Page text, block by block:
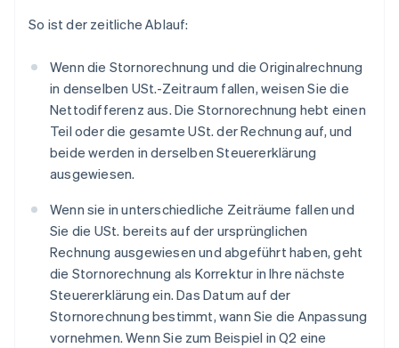
So ist der zeitliche Ablauf:
Wenn die Stornorechnung und die Originalrechnung
in denselben USt.-Zeitraum fallen, weisen Sie die
Nettodifferenz aus. Die Stornorechnung hebt einen
Teil oder die gesamte USt. der Rechnung auf, und
beide werden in derselben Steuererklärung
ausgewiesen.
Wenn sie in unterschiedliche Zeiträume fallen und
Sie die USt. bereits auf der ursprünglichen
Rechnung ausgewiesen und abgeführt haben, geht
die Stornorechnung als Korrektur in Ihre nächste
Steuererklärung ein. Das Datum auf der
Stornorechnung bestimmt, wann Sie die Anpassung
vornehmen. Wenn Sie zum Beispiel in Q2 eine